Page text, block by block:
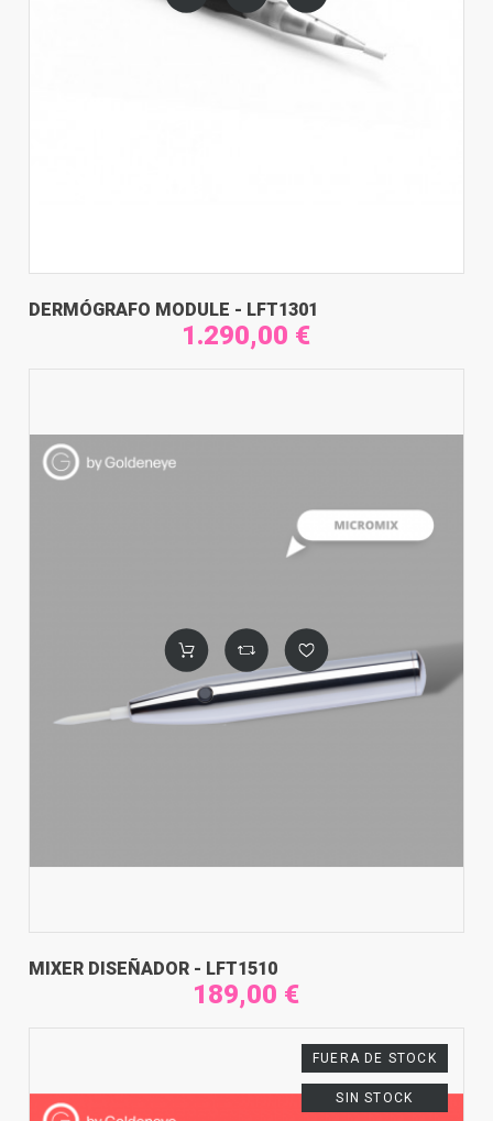
DERMÓGRAFO MODULE - LFT1301
1.290,00 €
MIXER DISEÑADOR - LFT1510
189,00 €
FUERA DE STOCK
SIN STOCK